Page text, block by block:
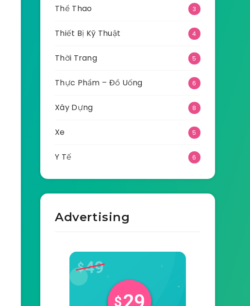
Thể Thao 3
Thiết Bị Kỹ Thuật 4
Thời Trang 5
Thực Phẩm – Đồ Uống 6
Xây Dựng 8
Xe 5
Y Tế 6
Advertising